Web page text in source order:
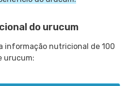
do urucum
informação nutricional de 100
urucum: